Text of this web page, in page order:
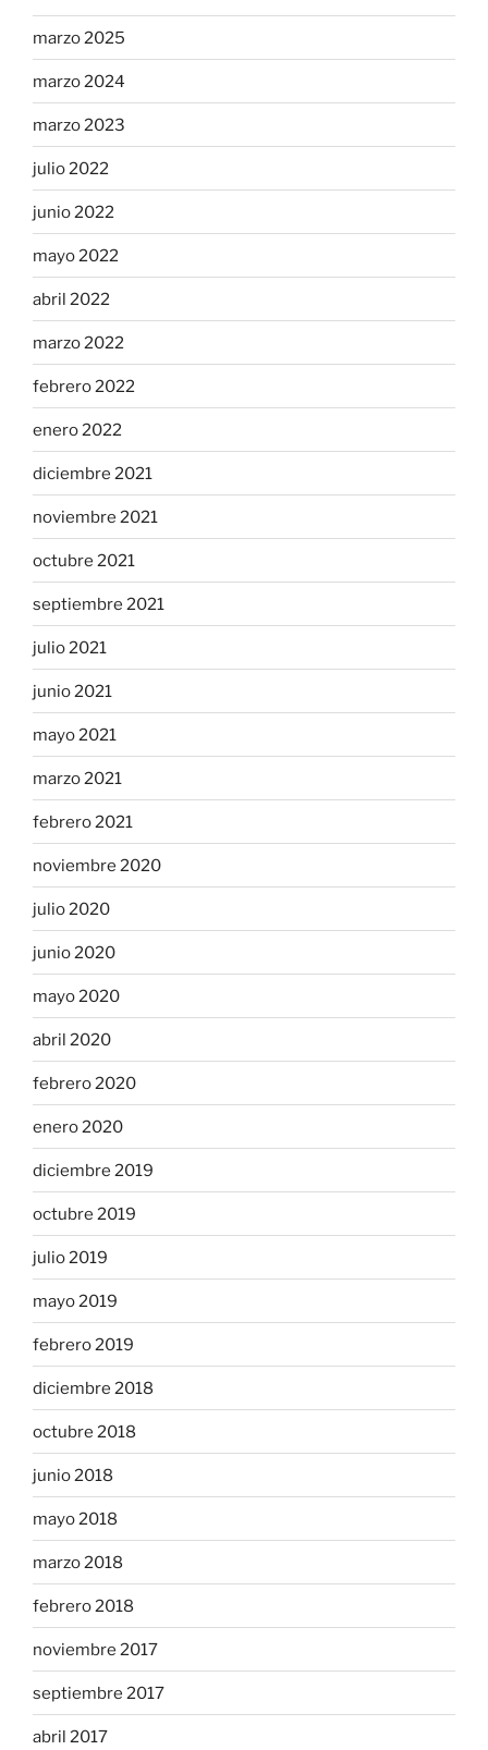
marzo 2025
marzo 2024
marzo 2023
julio 2022
junio 2022
mayo 2022
abril 2022
marzo 2022
febrero 2022
enero 2022
diciembre 2021
noviembre 2021
octubre 2021
septiembre 2021
julio 2021
junio 2021
mayo 2021
marzo 2021
febrero 2021
noviembre 2020
julio 2020
junio 2020
mayo 2020
abril 2020
febrero 2020
enero 2020
diciembre 2019
octubre 2019
julio 2019
mayo 2019
febrero 2019
diciembre 2018
octubre 2018
junio 2018
mayo 2018
marzo 2018
febrero 2018
noviembre 2017
septiembre 2017
abril 2017